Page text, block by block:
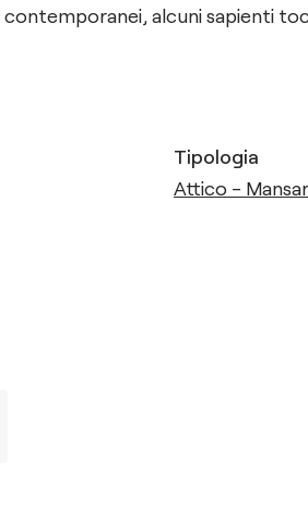
alcuni sapienti
Tipologia
Attico -